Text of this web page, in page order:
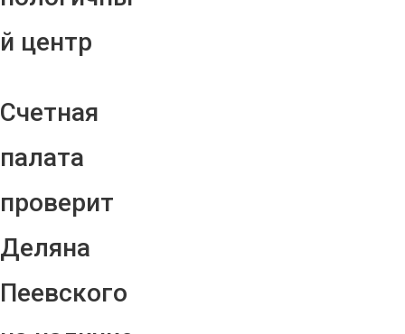
й центр
Счетная
палата
проверит
Деляна
Пеевского